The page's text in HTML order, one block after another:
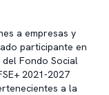
a empresas y
participante en
Fondo Social
2021-2027
a la